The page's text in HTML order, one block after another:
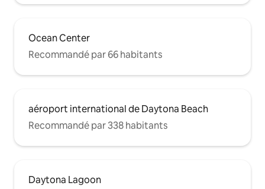
Ocean Center
Recommandé par 66 habitants
aéroport international de Daytona Beach
Recommandé par 338 habitants
Daytona Lagoon